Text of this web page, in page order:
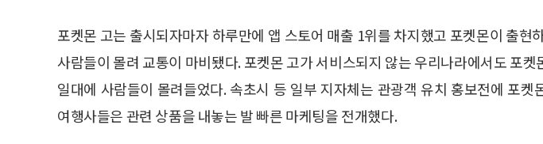
포켓몬 고는 출시되자마자 하루만에 앱 스토어 매출 1위를 차지했고 포켓몬이 출현
사람들이 몰려 교통이 마비됐다. 포켓몬 고가 서비스되지 않는 우리나라에서도 포켓
일대에 사람들이 몰려들었다. 속초시 등 일부 지자체는 관광객 유치 홍보전에 포켓
여행사들은 관련 상품을 내놓는 발 빠른 마케팅을 전개했다.